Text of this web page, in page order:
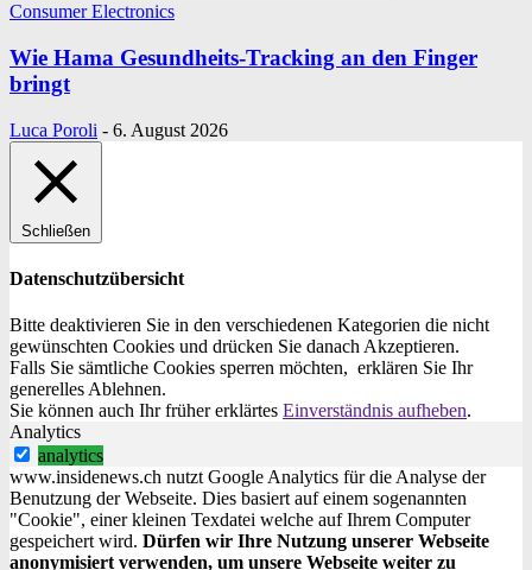
Consumer Electronics
Wie Hama Gesundheits-Tracking an den Finger
bringt
Luca Poroli - 6. August 2026
Schließen
Datenschutzübersicht
Bitte deaktivieren Sie in den verschiedenen Kategorien die nicht
gewünschten Cookies und drücken Sie danach Akzeptieren.
Falls Sie sämtliche Cookies sperren möchten, erklären Sie Ihr
generelles Ablehnen.
Sie können auch Ihr früher erklärtes Einverständnis aufheben.
Analytics
analytics
www.insidenews.ch nutzt Google Analytics für die Analyse der
Benutzung der Webseite. Dies basiert auf einem sogenannten
"Cookie", einer kleinen Texdatei welche auf Ihrem Computer
gespeichert wird. Dürfen wir Ihre Nutzung unserer Webseite
anonymisiert verwenden, um unsere Webseite weiter zu